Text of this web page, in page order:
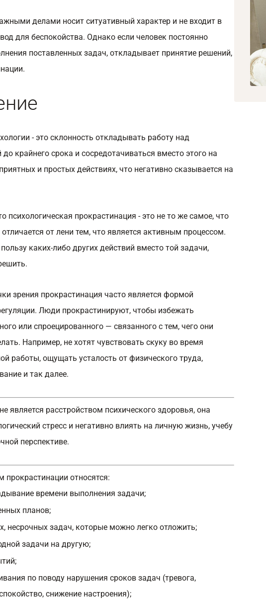
делами носит ситуативный характер и не входит в
для беспокойства. Однако если человек постоянно
поставленных задач, откладывает принятие решений,
- это склонность откладывать работу над
крайнего срока и сосредотачиваться вместо этого на
и простых действиях, что негативно сказывается на
психологическая прокрастинация - это не то же самое, что
от лени тем, что является активным процессом.
каких-либо других действий вместо той задачи,
зрения прокрастинация часто является формой
Люди прокрастинируют, чтобы избежать
или спроецированного — связанного с тем, чего они
Например, не хотят чувствовать скуку во время
работы, ощущать усталость от физического труда,
и так далее.
является расстройством психического здоровья, она
стресс и негативно влиять на личную жизнь, учебу
перспективе.
относятся:
времени выполнения задачи;
планов;
несрочных задач, которые можно легко отложить;
задачи на другую;
по поводу нарушения сроков задач (тревога,
снижение настроения);